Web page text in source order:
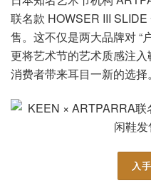
联名款 HOWSER III
售。这不仅是两大品牌对 “
更将艺术节的艺术质感注
消费者带来耳目一新的选择。
入